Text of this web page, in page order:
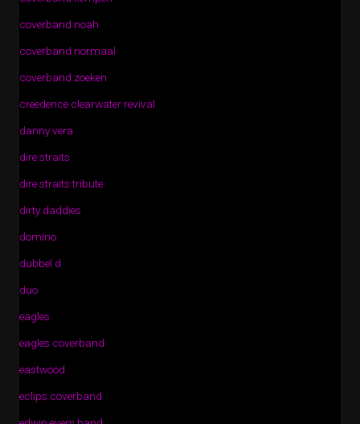
coverband noah
coverband normaal
coverband zoeken
creedence clearwater revival
danny vera
dire straits
dire straits tribute
dirty daddies
domino
dubbel d
duo
eagles
eagles coverband
eastwood
eclips coverband